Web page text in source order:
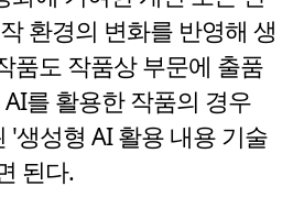
환경의 변화를 반영해 생
품도 작품상 부문에 출품
를 활용한 작품의 경우
'생성형 AI 활용 내용 기술
된다.